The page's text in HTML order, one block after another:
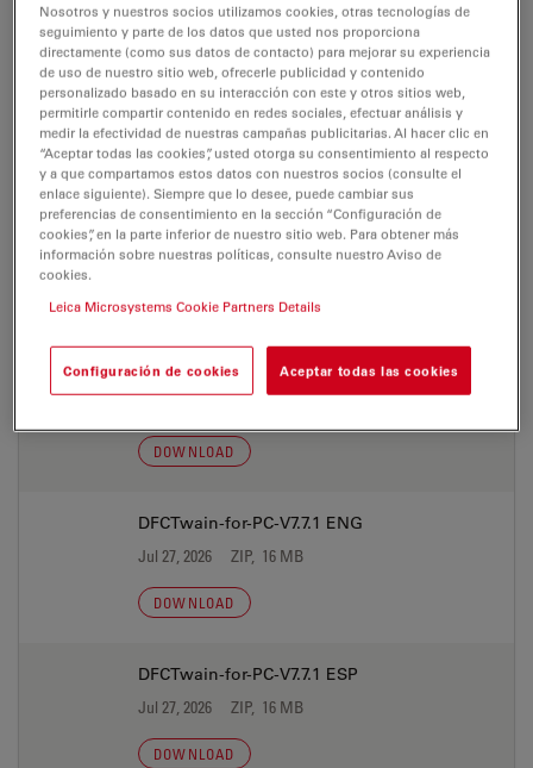
DFC300 FX
SOFTWARE
DFCTwain-for-PC-V7.7.1 CHS
Jul 27, 2026 ZIP, 17 MB
DOWNLOAD
DFCTwain-for-PC-V7.7.1 DEU
DOWNLOAD
DFCTwain-for-PC-V7.7.1 ENG
Jul 27, 2026 ZIP, 16 MB
DOWNLOAD
DFCTwain-for-PC-V7.7.1 ESP
Jul 27, 2026 ZIP, 16 MB
DOWNLOAD
Nosotros y nuestros socios utilizamos cookies, otras tecnologías de
seguimiento y parte de los datos que usted nos proporciona
directamente (como sus datos de contacto) para mejorar su experiencia
de uso de nuestro sitio web, ofrecerle publicidad y contenido
personalizado basado en su interacción con este y otros sitios web,
permitirle compartir contenido en redes sociales, efectuar análisis y
medir la efectividad de nuestras campañas publicitarias. Al hacer clic en
“Aceptar todas las cookies”, usted otorga su consentimiento al respecto
y a que compartamos estos datos con nuestros socios (consulte el
enlace siguiente). Siempre que lo desee, puede cambiar sus
preferencias de consentimiento en la sección “Configuración de
cookies”, en la parte inferior de nuestro sitio web. Para obtener más
información sobre nuestras políticas, consulte nuestro Aviso de
cookies.
Leica Microsystems Cookie Partners Details
Configuración de cookies Aceptar todas las cookies